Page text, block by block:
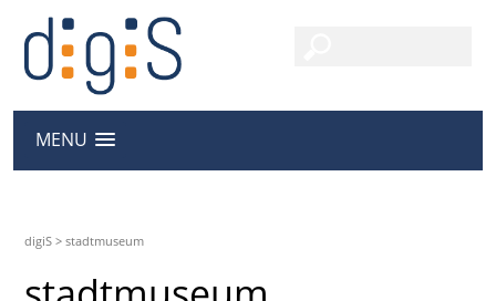
MENU
digiS >stadtmuseum